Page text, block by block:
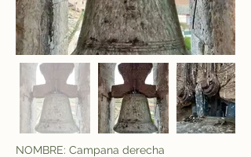
NOMBRE: Campana derecha